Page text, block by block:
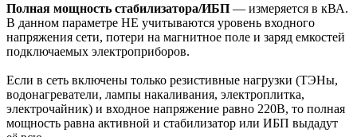
Полная мощность стабилизатора/ИБП — измеряется в кВА.
В данном параметре НЕ учитываются уровень входного
напряжения сети, потери на магнитное поле и заряд емкостей
подключаемых электроприборов.
Если в сеть включены только резистивные нагрузки (ТЭНы,
водонагреватели, лампы накаливания, электроплитка,
электрочайник) и входное напряжение равно 220В, то полная
мощность равна активной и стабилизатор или ИБП выдадут